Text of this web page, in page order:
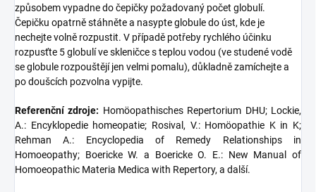
způsobem vypadne do čepičky požadovaný počet globulí.
Čepičku opatrně stáhněte a nasypte globule do úst, kde je
nechejte volně rozpustit. V případě potřeby rychlého účinku
rozpusťte 5 globulí ve skleničce s teplou vodou (ve studené vodě
se globule rozpouštějí jen velmi pomalu), důkladně zamíchejte a
po doušcích pozvolna vypijte.
Referenční zdroje: Homöopathisches Repertorium DHU; Lockie,
A.: Encyklopedie homeopatie; Rosival, V.: Homöopathie K in K;
Rehman A.: Encyclopedia of Remedy Relationships in
Homoeopathy; Boericke W. a Boericke O. E.: New Manual of
Homoeopathic Materia Medica with Repertory, a další.